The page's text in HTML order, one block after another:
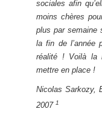
sociales afin
moins chères
plus par semaine
la fin de l’année
réalité ! Voilà la
mettre en place !
Nicolas Sarkozy,
2007 1